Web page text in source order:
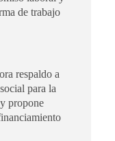
de trabajo
respaldo a
para la
propone